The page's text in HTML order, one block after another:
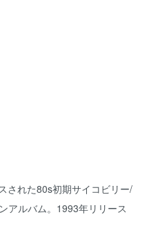
された80s初期サイコビリー/
アルバム。1993年リリース